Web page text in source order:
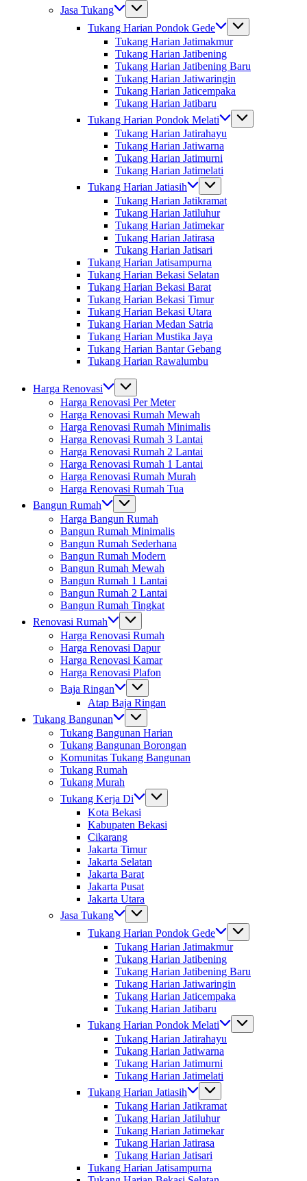
Jasa Tukang
Tukang Harian Pondok Gede
Tukang Harian Jatimakmur
Tukang Harian Jatibening
Tukang Harian Jatibening Baru
Tukang Harian Jatiwaringin
Tukang Harian Jaticempaka
Tukang Harian Jatibaru
Tukang Harian Pondok Melati
Tukang Harian Jatirahayu
Tukang Harian Jatiwarna
Tukang Harian Jatimurni
Tukang Harian Jatimelati
Tukang Harian Jatiasih
Tukang Harian Jatikramat
Tukang Harian Jatiluhur
Tukang Harian Jatimekar
Tukang Harian Jatirasa
Tukang Harian Jatisari
Tukang Harian Jatisampurna
Tukang Harian Bekasi Selatan
Tukang Harian Bekasi Barat
Tukang Harian Bekasi Timur
Tukang Harian Bekasi Utara
Tukang Harian Medan Satria
Tukang Harian Mustika Jaya
Tukang Harian Bantar Gebang
Tukang Harian Rawalumbu
Harga Renovasi
Harga Renovasi Per Meter
Harga Renovasi Rumah Mewah
Harga Renovasi Rumah Minimalis
Harga Renovasi Rumah 3 Lantai
Harga Renovasi Rumah 2 Lantai
Harga Renovasi Rumah 1 Lantai
Harga Renovasi Rumah Murah
Harga Renovasi Rumah Tua
Bangun Rumah
Harga Bangun Rumah
Bangun Rumah Minimalis
Bangun Rumah Sederhana
Bangun Rumah Modern
Bangun Rumah Mewah
Bangun Rumah 1 Lantai
Bangun Rumah 2 Lantai
Bangun Rumah Tingkat
Renovasi Rumah
Harga Renovasi Rumah
Harga Renovasi Dapur
Harga Renovasi Kamar
Harga Renovasi Plafon
Baja Ringan
Atap Baja Ringan
Tukang Bangunan
Tukang Bangunan Harian
Tukang Bangunan Borongan
Komunitas Tukang Bangunan
Tukang Rumah
Tukang Murah
Tukang Kerja Di
Kota Bekasi
Kabupaten Bekasi
Cikarang
Jakarta Timur
Jakarta Selatan
Jakarta Barat
Jakarta Pusat
Jakarta Utara
Jasa Tukang
Tukang Harian Pondok Gede
Tukang Harian Jatimakmur
Tukang Harian Jatibening
Tukang Harian Jatibening Baru
Tukang Harian Jatiwaringin
Tukang Harian Jaticempaka
Tukang Harian Jatibaru
Tukang Harian Pondok Melati
Tukang Harian Jatirahayu
Tukang Harian Jatiwarna
Tukang Harian Jatimurni
Tukang Harian Jatimelati
Tukang Harian Jatiasih
Tukang Harian Jatikramat
Tukang Harian Jatiluhur
Tukang Harian Jatimekar
Tukang Harian Jatirasa
Tukang Harian Jatisari
Tukang Harian Jatisampurna